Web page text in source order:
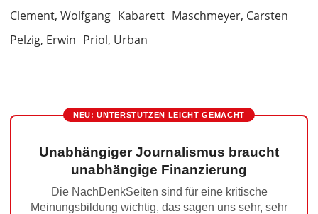
Clement, Wolfgang Kabarett Maschmeyer, Carsten
Pelzig, Erwin Priol, Urban
NEU: UNTERSTÜTZEN LEICHT GEMACHT
Unabhängiger Journalismus braucht
unabhängige Finanzierung
Die NachDenkSeiten sind für eine kritische
Meinungsbildung wichtig, das sagen uns sehr, sehr